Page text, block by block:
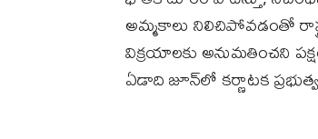
అమ్మకాలు నిలిచిపోవడంతో
విక్రయాలకు అనుమతించని
ఏడాది జూన్‌లో కర్ణాటక